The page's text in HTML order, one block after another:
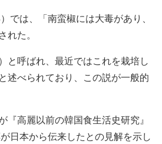
では、「南蛮椒には大毒があり、
れた。
と呼ばれ、最近ではこれを栽培し
述べられており、この説が一般的
『高麗以前の韓国食生活史研究』
日本から伝来したとの見解を示し